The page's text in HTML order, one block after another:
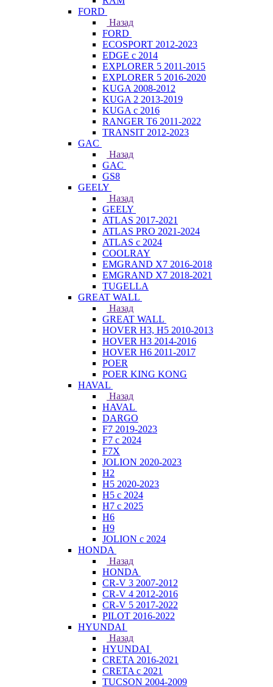
FORD
Назад
FORD
ECOSPORT 2012-2023
EDGE c 2014
EXPLORER 5 2011-2015
EXPLORER 5 2016-2020
KUGA 2008-2012
KUGA 2 2013-2019
KUGA с 2016
RANGER T6 2011-2022
TRANSIT 2012-2023
GAC
Назад
GAC
GS8
GEELY
Назад
GEELY
ATLAS 2017-2021
ATLAS PRO 2021-2024
ATLAS с 2024
COOLRAY
EMGRAND X7 2016-2018
EMGRAND X7 2018-2021
TUGELLA
GREAT WALL
Назад
GREAT WALL
HOVER H3, H5 2010-2013
HOVER H3 2014-2016
HOVER H6 2011-2017
POER
POER KING KONG
HAVAL
Назад
HAVAL
DARGO
F7 2019-2023
F7 с 2024
F7X
JOLION 2020-2023
H2
H5 2020-2023
H5 с 2024
H7 с 2025
H6
H9
JOLION с 2024
HONDA
Назад
HONDA
CR-V 3 2007-2012
CR-V 4 2012-2016
CR-V 5 2017-2022
PILOT 2016-2022
HYUNDAI
Назад
HYUNDAI
CRETA 2016-2021
CRETA с 2021
TUCSON 2004-2009